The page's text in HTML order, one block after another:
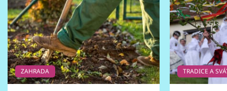
ZAHRADA TRADICE A